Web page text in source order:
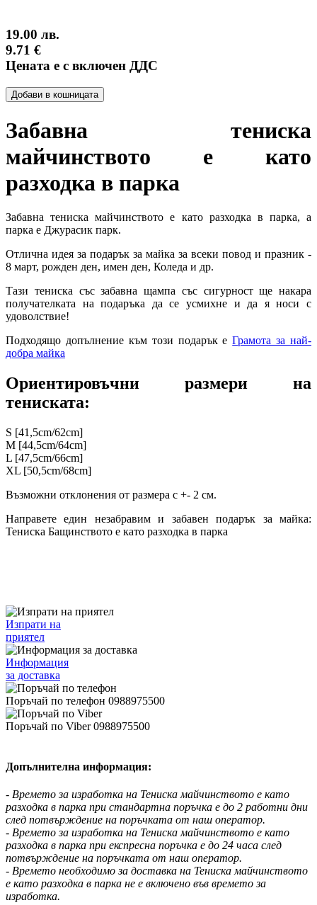
19.00 лв.
9.71 €
Цената е с включен ДДС
Добави в кошницата
Забавна тениска
майчинството е като
разходка в парка
Забавна тениска майчинството е като разходка в парка, а
парка е Джурасик парк.
Отлична идея за подарък за майка за всеки повод и празник -
8 март, рожден ден, имен ден, Коледа и др.
Тази тениска със забавна щампа със сигурност ще накара
получателката на подаръка да се усмихне и да я носи с
удоволствие!
Подходящо допълнение към този подарък еГрамота за най-
добра майка
Ориентировъчни размери на
тениската:
S [41,5cm/62cm]
M [44,5cm/64cm]
L [47,5cm/66cm]
XL [50,5cm/68cm]
Възможни отклонения от размера с +- 2 см.
Направете един незабравим и забавен подарък за майка:
Тениска Бащинството е като разходка в парка
Изпрати на
приятел
Информация
за доставка
Поръчай по телефон 0988975500
Поръчай по Viber 0988975500
Допълнителна информация:
- Времето за изработка на Тениска майчинството е като
разходка в парка при стандартна поръчка е до 2 работни дни
след потвърждение на поръчката от наш оператор.
- Времето за изработка на Тениска майчинството е като
разходка в парка при експресна поръчка е до 24 часа след
потвърждение на поръчката от наш оператор.
- Времето необходимо за доставка на Тениска майчинството
е като разходка в парка не е включено във времето за
изработка.